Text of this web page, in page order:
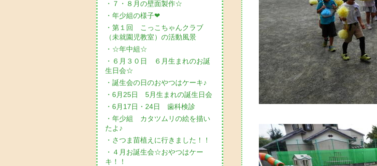
・７・８月の壁面製作☆
・年少組の様子❤
・第１回 こっこちゃんクラブ
（未就園児教室）の活動風景
・☆年中組☆
・６月３０日 ６月生まれのお誕
生日会☆
・誕生会の日のおやつはケーキ♪
・6月25日 5月生まれの誕生日会
・6月17日・24日 歯科検診
・年少組 カタツムリの絵を描い
たよ♪
・さつま苗植えに行きました！！
・４月お誕生会☆おやつはケー
キ！！